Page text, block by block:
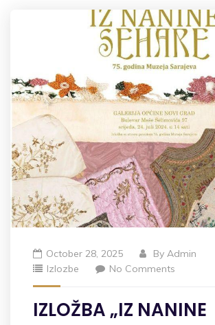
October 28, 2025 By Admin
Izlozbe
No Comments
IZLOŽBA „IZ NANINE